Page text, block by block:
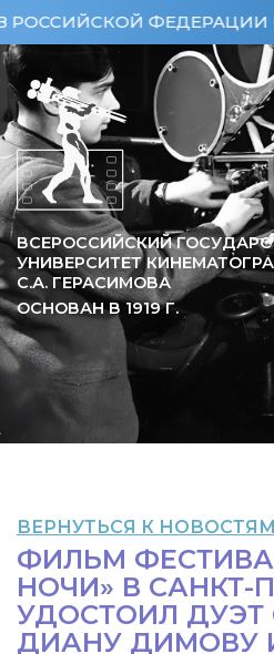
ФЕДЕРАЦИИ (УКАЗ
ВСЕРОССИЙСКИЙ
УНИВЕРСИТЕТ
С.А. ГЕРАСИМОВА
ОСНОВАН В 1919Г.
ВЕРНУТЬСЯ К НОВОСТЯМ
ФИЛЬМ
НОЧИ» В САНКТ-
УДОСТОИЛ ДУЭТ
ДИАНУ ДИМОВУ